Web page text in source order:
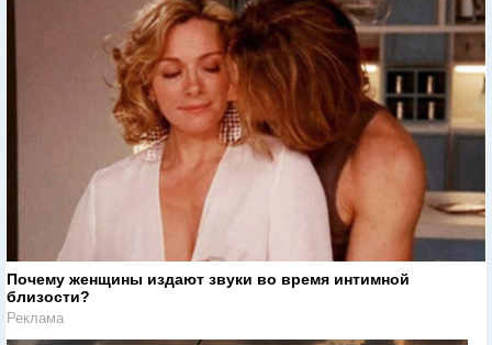
Почему женщины издают звуки во время интимной
близости?
Реклама